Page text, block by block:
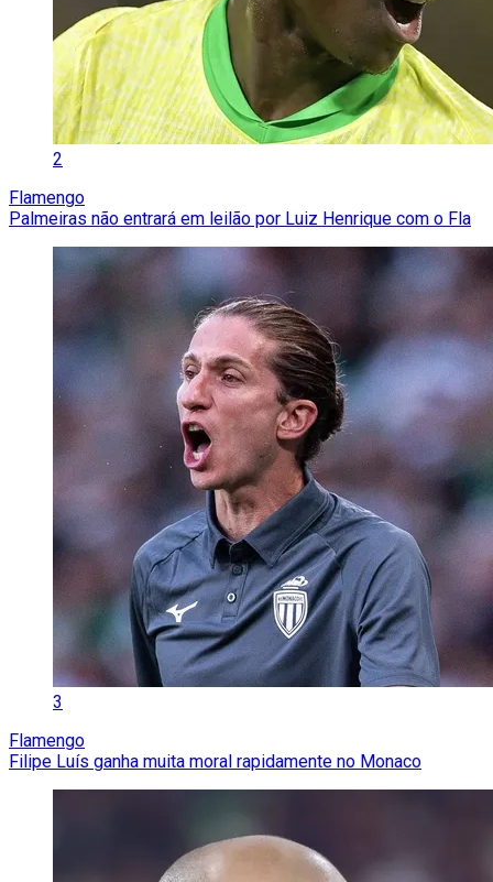
2
Flamengo
Palmeiras não entrará em leilão por Luiz Henrique com o Fla
3
Flamengo
Filipe Luís ganha muita moral rapidamente no Monaco